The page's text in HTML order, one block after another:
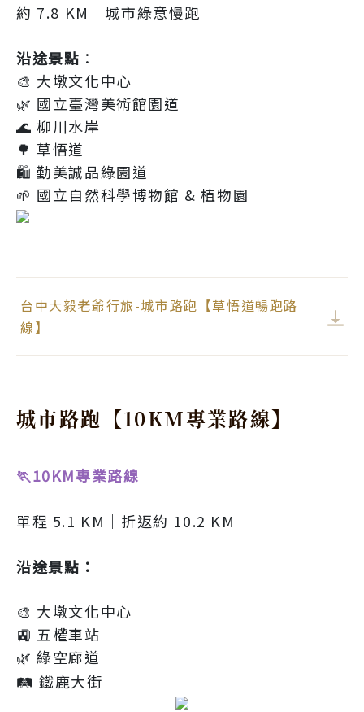
約 7.8 KM｜城市綠意慢跑
沿途景點 ：
🎨 大墩文化中心
🌿 國立臺灣美術館園道
🌊 柳川水岸
🌳 草悟道
🛍️ 勤美誠品綠園道
🌱 國立自然科學博物館 & 植物園
台中大毅老爺行旅-城市路跑【草悟道暢跑路
線】
城市路跑【10KM專業路線】
🏃10KM專業路線
單程 5.1 KM｜折返約 10.2 KM
沿途景點：
🎨 大墩文化中心
🚉 五權車站
🌿 綠空廊道
🛤️ 鐵鹿大街